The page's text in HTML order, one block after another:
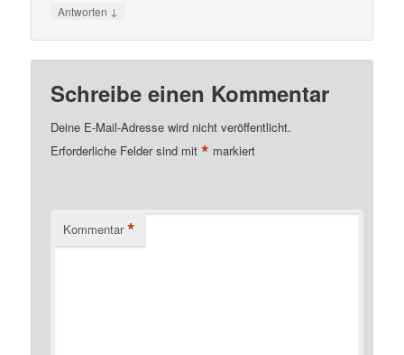
Antworten ↓
Schreibe einen Kommentar
Deine E-Mail-Adresse wird nicht veröffentlicht.
Erforderliche Felder sind mit* markiert
Kommentar *